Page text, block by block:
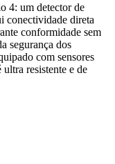
4: um detector de
conectividade direta
conformidade sem
segurança dos
com sensores
resistente e de